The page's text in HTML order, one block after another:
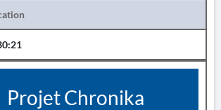
Projet Chronika